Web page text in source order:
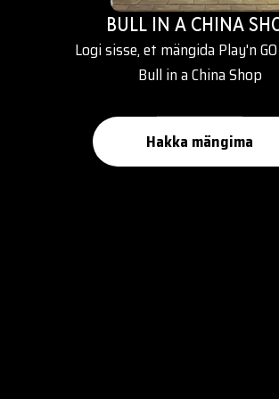
BULL IN A CHINA
Logi sisse, et mängida Play'n
Bull in a China Shop
Hakka mängima